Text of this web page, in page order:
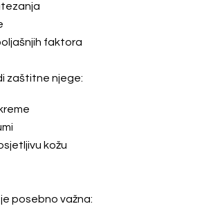
faktora
zaštitne njege:
kožu
posebno važna: